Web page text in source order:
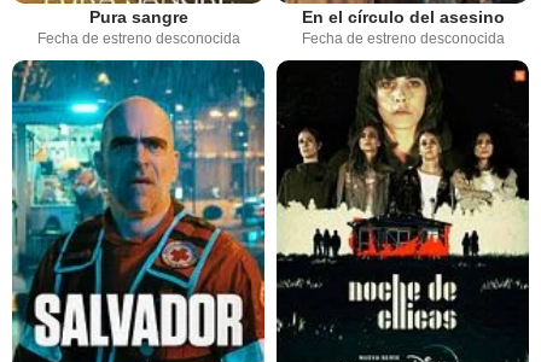
Pura sangre
Fecha de estreno desconocida
En el círculo del asesino
Fecha de estreno desconocida